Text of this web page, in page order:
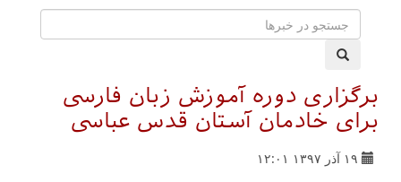
برگزاری دوره آموزش زبان فارسی
برای خادمان آستان قدس عباسی
۱۹ آذر ۱۳۹۷ ۱۲:۰۱